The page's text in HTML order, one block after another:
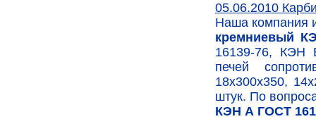
05.06.2010
Наша компания
кремниевый
16139-76, КЭН
печей
18х300х350,
штук. По
КЭН А ГОСТ